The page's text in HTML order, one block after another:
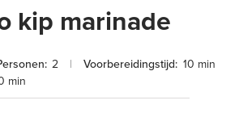
kip marinade
2 | Voorbereidingstijd: 10 min
min